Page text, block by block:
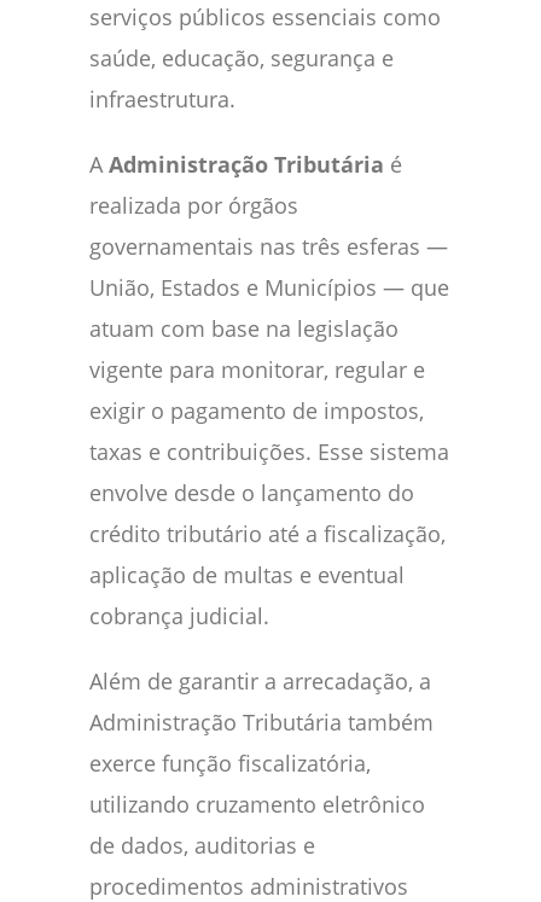
serviços públicos essenciais como
saúde, educação, segurança e
infraestrutura.
A Administração Tributária é
realizada por órgãos
governamentais nas três esferas —
União, Estados e Municípios — que
atuam com base na legislação
vigente para monitorar, regular e
exigir o pagamento de impostos,
taxas e contribuições. Esse sistema
envolve desde o lançamento do
crédito tributário até a fiscalização,
aplicação de multas e eventual
cobrança judicial.
Além de garantir a arrecadação, a
Administração Tributária também
exerce função fiscalizatória,
utilizando cruzamento eletrônico
de dados, auditorias e
procedimentos administrativos